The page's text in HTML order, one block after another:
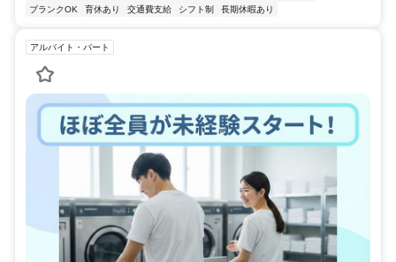
ブランクOK
育休あり 交通費支給 シフト制 長期休暇あり
アルバイト・パート